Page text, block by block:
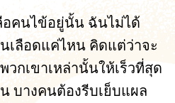
คนไข้อยู่นั้น ฉันไม่ได้
เลือดแค่ไหน คิดแต่ว่าจะ
วกเขาเหล่านั้นให้เร็วที่สุด
บางคนต้องรีบเย็บแผล